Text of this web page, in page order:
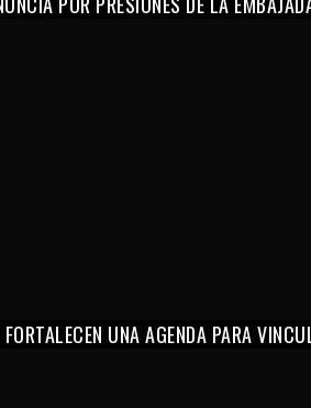
UNA AGENDA PARA